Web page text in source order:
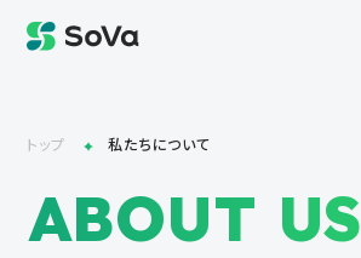
ABOUT US
トップ 私たちについて